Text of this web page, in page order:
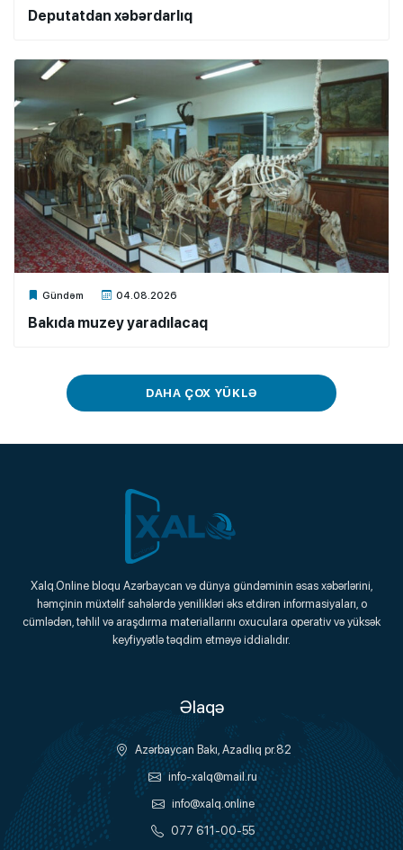
Deputatdan xəbərdarlıq
Gündəm 04.08.2026
Xalq.Online
Bakıda muzey yaradılacaq
DAHA ÇOX YÜKLƏ
Xalq.Online
Onlayn Platforma
Xalq.Online bloqu Azərbaycan və dünya gündəminin əsas xəbərlərini,
həmçinin müxtəlif sahələrdə yenilikləri əks etdirən informasiyaları, o
cümlədən, təhlil və araşdırma materiallarını oxuculara operativ və yüksək
keyfiyyətlə təqdim etməyə iddialıdır.
Əlaqə
Azərbaycan Bakı, Azadlıq pr.82
info-xalq@mail.ru
info@xalq.online
077 611-00-55